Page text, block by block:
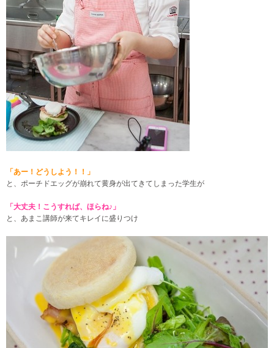
「あー！どうしよう！！」
と、ポーチドエッグが崩れて黄身が出てきてしまった学生が
「大丈夫！こうすれば、ほらね♪」
と、あまこ講師が来てキレイに盛りつけ